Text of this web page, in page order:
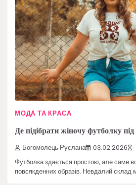
МОДА ТА КРАСА
Де підібрати жіночу футболку
Богомолець Руслана 03.02.2026
Футболка здається простою, але саме
повсякденних образів. Невдалий склад